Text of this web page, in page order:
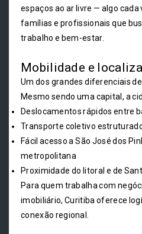
espaços ao ar livre — algo
famílias e profissionais que
trabalho e bem-estar.
Mobilidade e
Um dos grandes diferenciais
Mesmo sendo uma capital, a
Deslocamentos rápidos entre
Transporte coletivo
Fácil acesso a São José dos
metropolitana
Proximidade do litoral e de
Para quem trabalha com
imobiliário, Curitiba oferece
conexão regional.